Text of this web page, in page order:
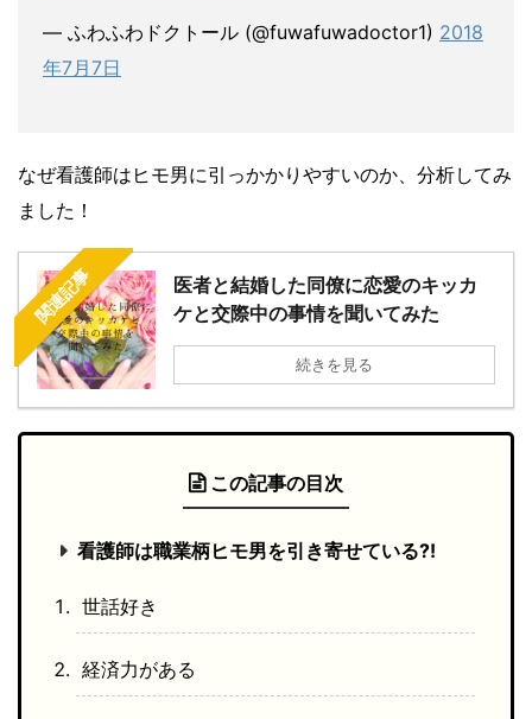
— ふわふわドクトール (@fuwafuwadoctor1) 2018
年7月7日
なぜ看護師はヒモ男に引っかかりやすいのか、分析してみ
ました！
関連記事
医者と結婚した同僚に恋愛のキッカ
ケと交際中の事情を聞いてみた
続きを見る
この記事の目次
看護師は職業柄ヒモ男を引き寄せている?!
世話好き
経済力がある